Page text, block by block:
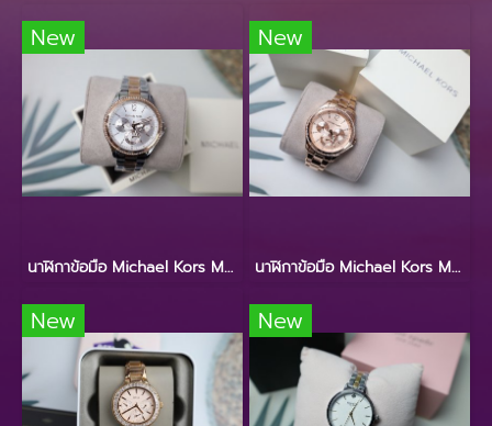
New
นาฬิกาข้อมือ Michael Kors MK6690
New
นาฬิกาข้อมือ Michael Kors MK6656
New New